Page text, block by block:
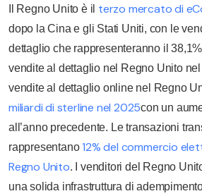
Il Regno Unito è il terzo mercato di
dopo la Cina e gli Stati Uniti, con le
dettaglio che rappresenteranno il
vendite al dettaglio nel Regno Unito
vendite al dettaglio online nel Regno
miliardi di sterline nel 2025con un
all’anno precedente. Le transazioni
rappresentano12% del commercio
Regno Unito. I venditori del Regno
una solida infrastruttura di